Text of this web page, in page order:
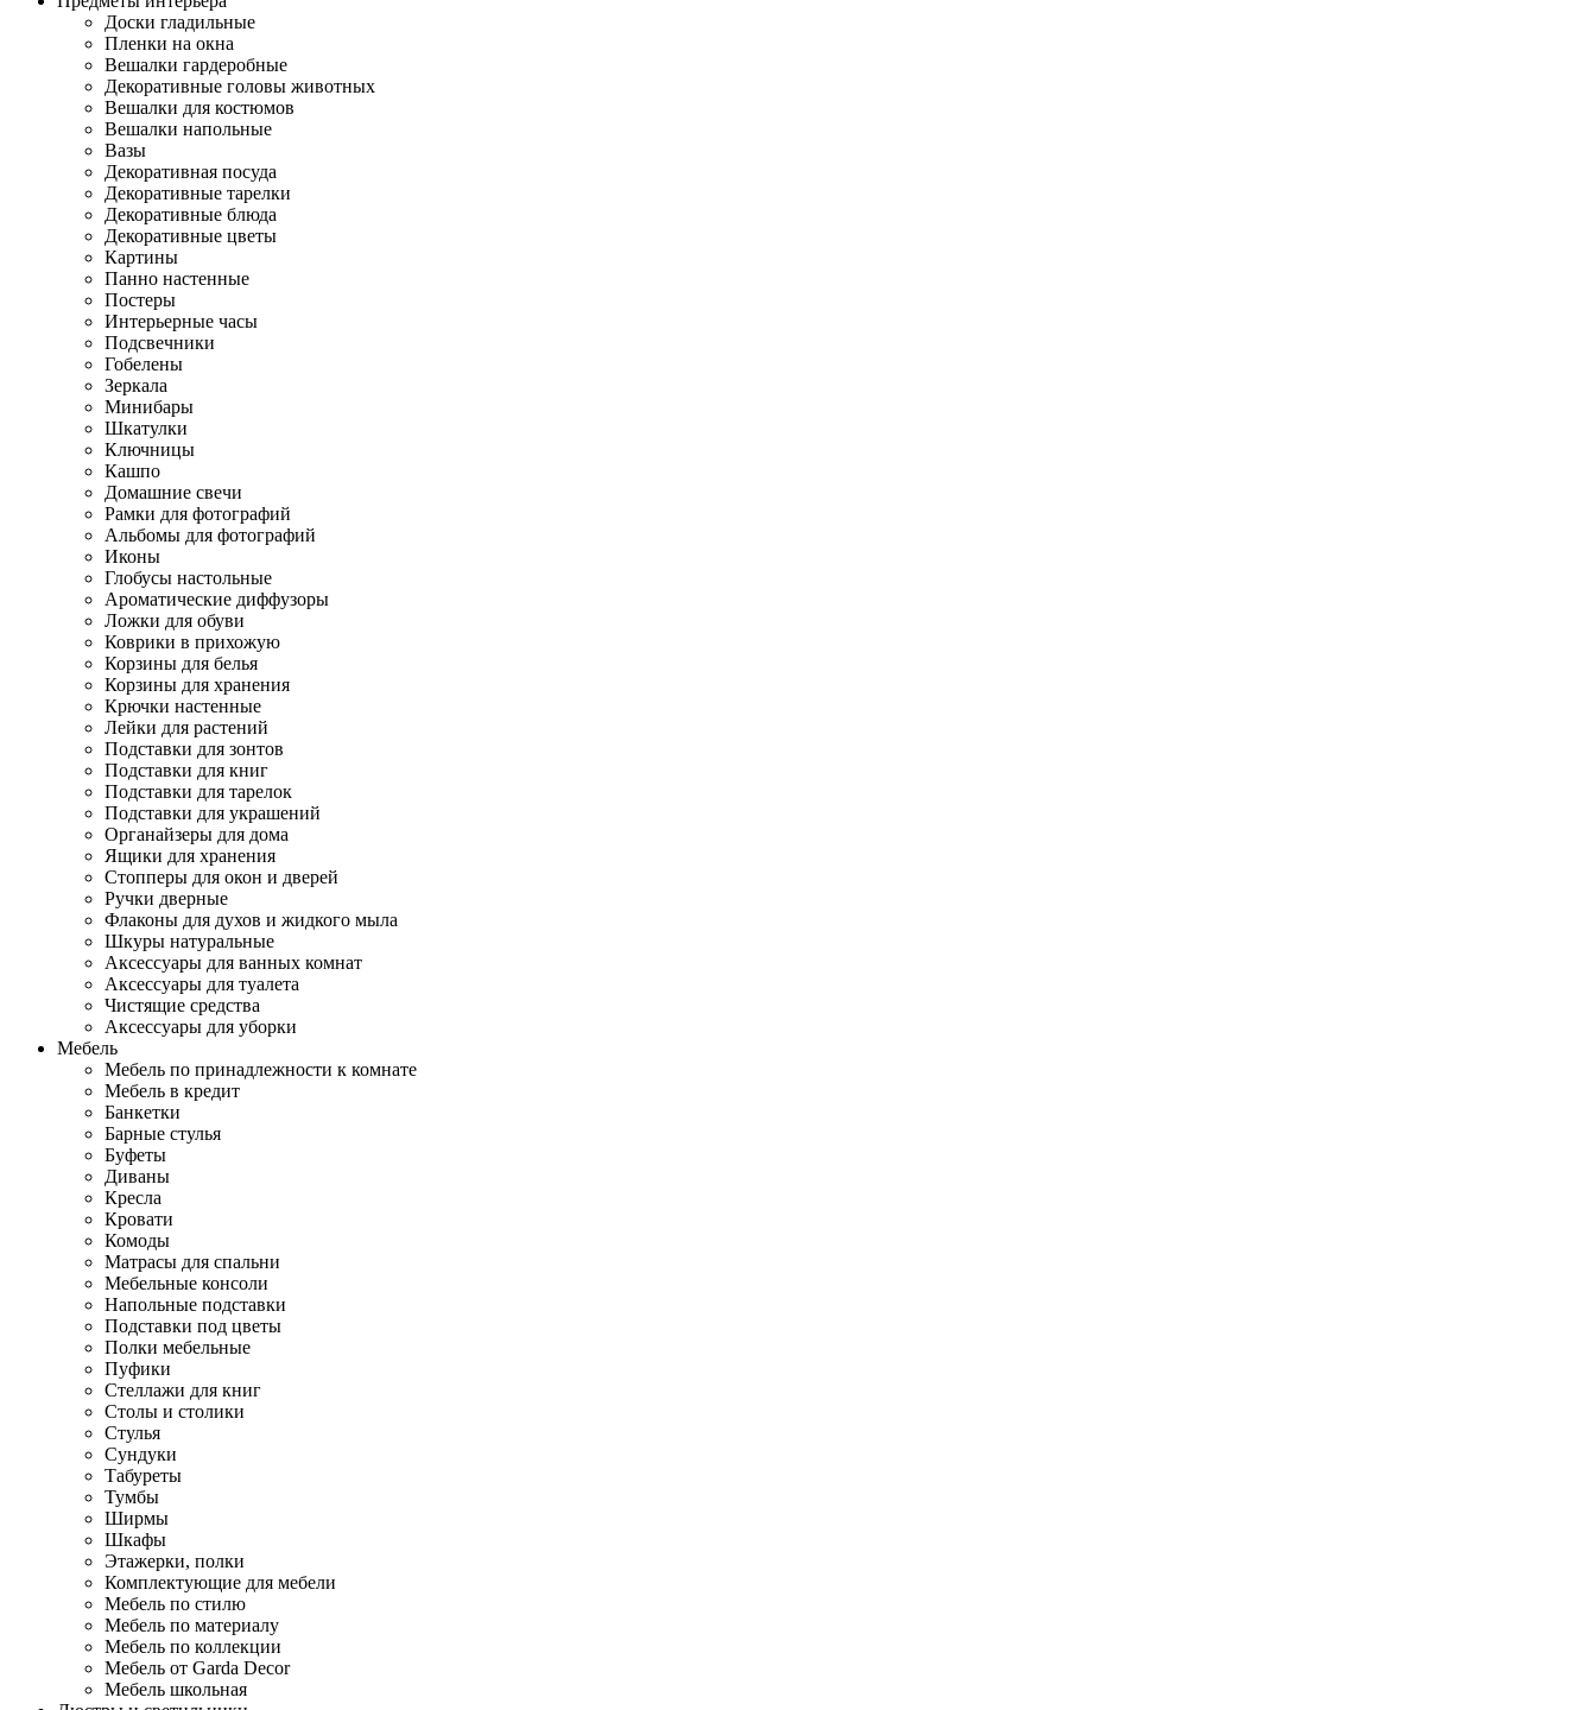
Доски гладильные
Пленки на окна
Вешалки гардеробные
Декоративные головы животных
Вешалки для костюмов
Вешалки напольные
Вазы
Декоративная посуда
Декоративные тарелки
Декоративные блюда
Декоративные цветы
Картины
Панно настенные
Постеры
Интерьерные часы
Подсвечники
Гобелены
Зеркала
Минибары
Шкатулки
Ключницы
Кашпо
Домашние свечи
Рамки для фотографий
Альбомы для фотографий
Иконы
Глобусы настольные
Ароматические диффузоры
Ложки для обуви
Коврики в прихожую
Корзины для белья
Корзины для хранения
Крючки настенные
Лейки для растений
Подставки для зонтов
Подставки для книг
Подставки для тарелок
Подставки для украшений
Органайзеры для дома
Ящики для хранения
Стопперы для окон и дверей
Ручки дверные
Флаконы для духов и жидкого мыла
Шкуры натуральные
Аксессуары для ванных комнат
Аксессуары для туалета
Чистящие средства
Аксессуары для уборки
Мебель
Мебель по принадлежности к комнате
Мебель в кредит
Банкетки
Барные стулья
Буфеты
Диваны
Кресла
Кровати
Комоды
Матрасы для спальни
Мебельные консоли
Напольные подставки
Подставки под цветы
Полки мебельные
Пуфики
Стеллажи для книг
Столы и столики
Стулья
Сундуки
Табуреты
Тумбы
Ширмы
Шкафы
Этажерки, полки
Комплектующие для мебели
Мебель по стилю
Мебель по материалу
Мебель по коллекции
Мебель от Garda Decor
Мебель школьная